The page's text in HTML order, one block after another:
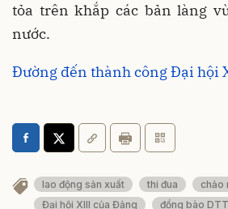
tỏa trên khắp các bản làng
nước.
Đường đến thành công Đại hội
lao động sản xuất thi đua
chảo
Đại hội XIII của Đảng
đồng bào